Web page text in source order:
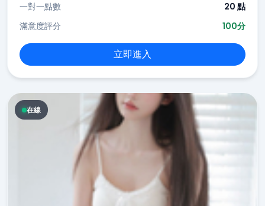
一對一點數
20 點
滿意度評分
100分
立即進入
在線